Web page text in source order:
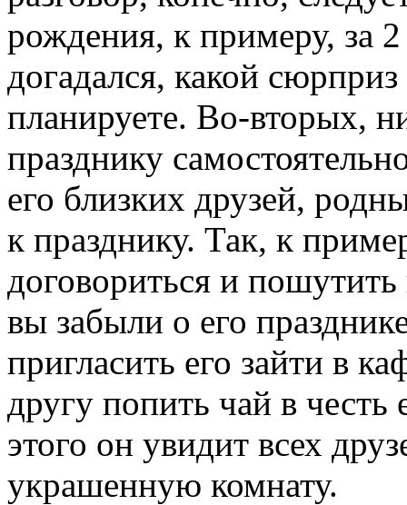
рождения, к примеру, за
догадался, какой
планируете. Во-вторых,
празднику
его близких друзей,
к празднику. Так, к
договориться и
вы забыли о его
пригласить его зайти в
другу попить чай в
этого он увидит всех
украшенную комнату.